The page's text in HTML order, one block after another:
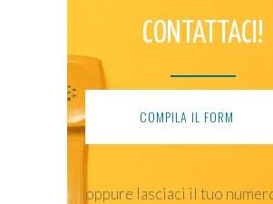
CONTATTACI!
COMPILA IL FORM
oppure lasciaci il tuo